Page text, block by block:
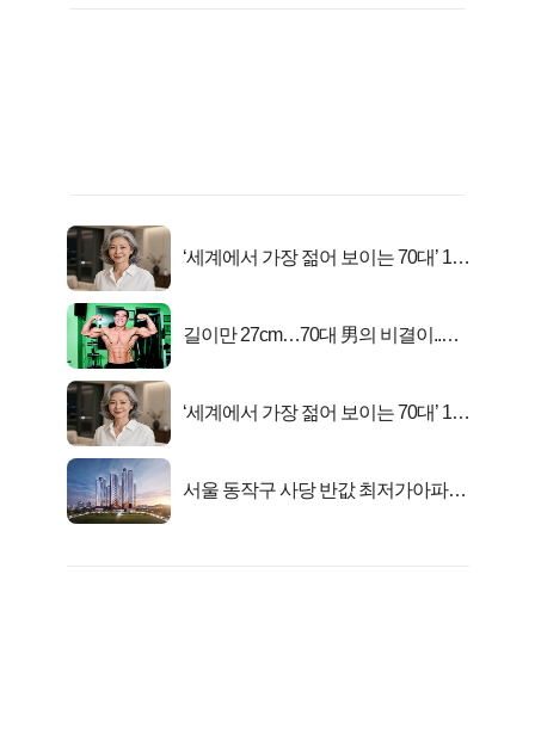
‘세계에서 가장 젊어 보이는 70대’ 1위
길이만 27cm…70대 男의 비결이..충
‘세계에서 가장 젊어 보이는 70대’ 1위
서울 동작구 사당 반값 최저가아파트